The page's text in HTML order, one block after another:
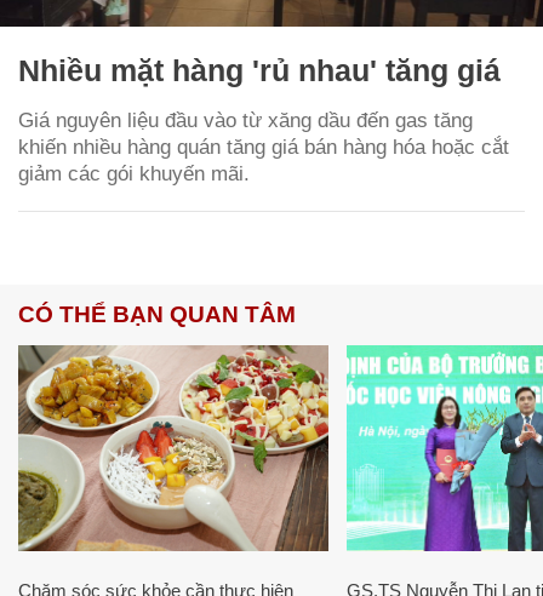
Nhiều mặt hàng 'rủ nhau' tăng giá
Giá nguyên liệu đầu vào từ xăng dầu đến gas tăng
khiến nhiều hàng quán tăng giá bán hàng hóa hoặc cắt
giảm các gói khuyến mãi.
CÓ THỂ BẠN QUAN TÂM
Chăm sóc sức khỏe cần thực hiện GS.TS Nguyễn Thị Lan